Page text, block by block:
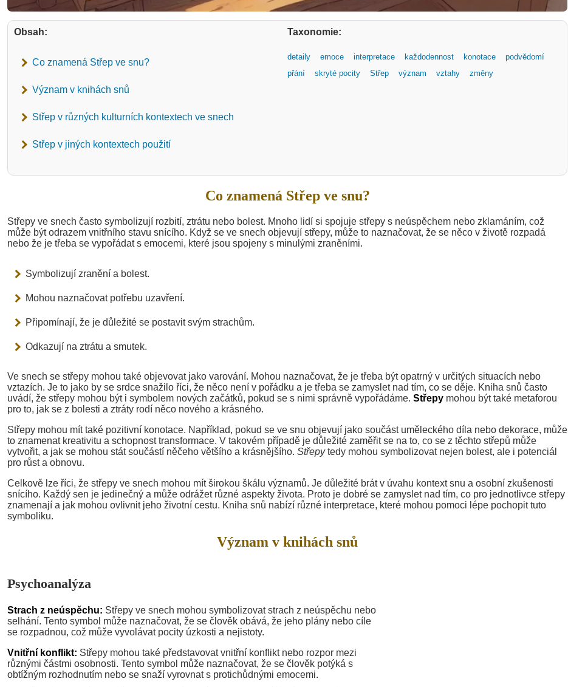
Obsah:
Co znamená Střep ve snu?
Význam v knihách snů
Střep v různých kulturních kontextech ve snech
Střep v jiných kontextech použití
Taxonomie:
detaily emoce interpretace každodennost konotace
podvědomí
přání
skryté pocity Střep význam vztahy změny
Co znamená Střep ve snu?
Střepy ve snech často symbolizují rozbití, ztrátu nebo bolest. Mnoho lidí si spojuje střepy s neúspěchem nebo zklamáním, což
může být odrazem vnitřního stavu snícího. Když se ve snech objevují střepy, může to naznačovat, že se něco v životě rozpadá
nebo že je třeba se vypořádat s emocemi, které jsou spojeny s minulými zraněními.
Symbolizují zranění a bolest.
Mohou naznačovat potřebu uzavření.
Připomínají, že je důležité se postavit svým strachům.
Odkazují na ztrátu a smutek.
Ve snech se střepy mohou také objevovat jako varování. Mohou naznačovat, že je třeba být opatrný v určitých situacích nebo
vztazích. Je to jako by se srdce snažilo říci, že něco není v pořádku a je třeba se zamyslet nad tím, co se děje. Kniha snů často
uvádí, že střepy mohou být i symbolem nových začátků, pokud se s nimi správně vypořádáme. Střepy mohou být také metaforou
pro to, jak se z bolesti a ztráty rodí něco nového a krásného.
Střepy mohou mít také pozitivní konotace. Například, pokud se ve snu objevují jako součást uměleckého díla nebo dekorace, může
to znamenat kreativitu a schopnost transformace. V takovém případě je důležité zaměřit se na to, co se z těchto střepů může
vytvořit, a jak se mohou stát součástí něčeho většího a krásnějšího. Střepytedy mohou symbolizovat nejen bolest, ale i potenciál
pro růst a obnovu.
Celkově lze říci, že střepy ve snech mohou mít širokou škálu významů. Je důležité brát v úvahu kontext snu a osobní zkušenosti
snícího. Každý sen je jedinečný a může odrážet různé aspekty života. Proto je dobré se zamyslet nad tím, co pro jednotlivce střepy
znamenají a jak mohou ovlivnit jeho životní cestu. Kniha snů nabízí různé interpretace, které mohou pomoci lépe pochopit tuto
symboliku.
Význam v knihách snů
Psychoanalýza
Strach z neúspěchu: Střepy ve snech mohou symbolizovat strach z neúspěchu nebo
selhání. Tento symbol může naznačovat, že se člověk obává, že jeho plány nebo cíle
se rozpadnou, což může vyvolávat pocity úzkosti a nejistoty.
Vnitřní konflikt: Střepy mohou také představovat vnitřní konflikt nebo rozpor mezi
různými částmi osobnosti. Tento symbol může naznačovat, že se člověk potýká s
obtížným rozhodnutím nebo se snaží vyrovnat s protichůdnými emocemi.